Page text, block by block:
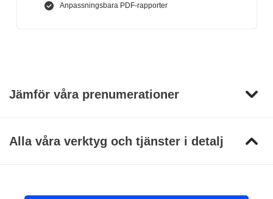
Anpassningsbara PDF-rapporter
Jämför våra prenumerationer
Alla våra verktyg och tjänster i detalj